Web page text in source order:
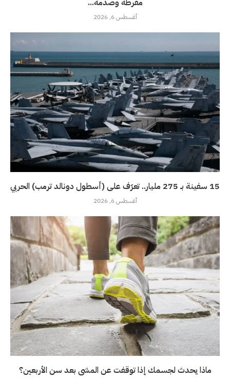
مفرطة وصدمة...
أغسطس 6, 2026
15 سفينة بـ 275 مليار.. تعرّف على (أسطول دونالد ترمب) الحربي
أغسطس 6, 2026
ماذا يحدث لجسمك إذا توقفت عن المشى بعد سن الأربعين؟